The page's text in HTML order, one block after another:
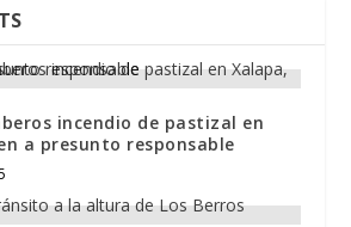
incendio de pastizal en
a presunto responsable